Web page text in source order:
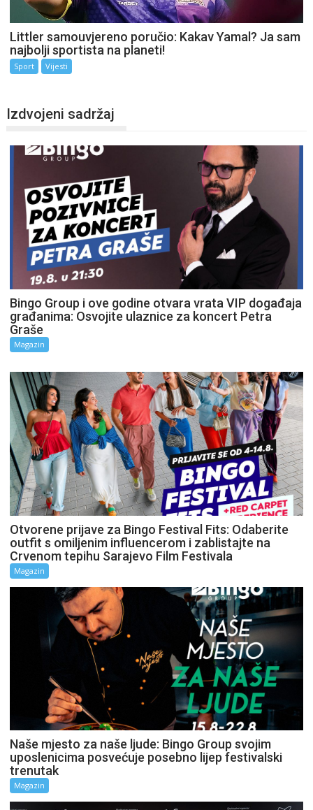
Littler samouvjereno poručio: Kakav Yamal? Ja sam
najbolji sportista na planeti!
Sport Vijesti
Izdvojeni sadržaj
Bingo Group i ove godine otvara vrata VIP događaja
građanima: Osvojite ulaznice za koncert Petra
Graše
Magazin
Otvorene prijave za Bingo Festival Fits: Odaberite
outfit s omiljenim influencerom i zablistajte na
Crvenom tepihu Sarajevo Film Festivala
Magazin
Naše mjesto za naše ljude: Bingo Group svojim
uposlenicima posvećuje posebno lijep festivalski
trenutak
Magazin